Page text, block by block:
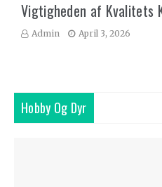
Vigtigheden af Kvalitets
Admin April 3, 2026
Hobby Og Dyr